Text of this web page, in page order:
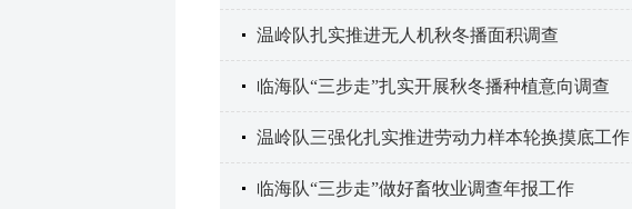
温岭队扎实推进无人机秋冬播面积调查
临海队“三步走”扎实开展秋冬播种植意向调查
温岭队三强化扎实推进劳动力样本轮换摸底工作
临海队“三步走”做好畜牧业调查年报工作